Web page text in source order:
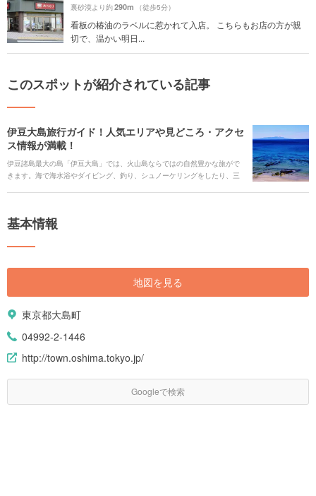
裏砂漠より約290m （徒歩5分）
看板の椿油のラベルに惹かれて入店。 こちらもお店の方が親
切で、温かい明日...
このスポットが紹介されている記事
伊豆大島旅行ガイド！人気エリアや見どころ・アクセ
ス情報が満載！
伊豆諸島最大の島「伊豆大島」では、火山島ならではの自然豊かな旅がで
きます。海で海水浴やダイビング、釣り、シュノーケリングをしたり、三
ろや観光スポット、ご当地グルメ、アクセス、宿泊施設、イベント、お得
基本情報
地図を見る
東京都大島町
04992-2-1446
http://town.oshima.tokyo.jp/
Googleで検索